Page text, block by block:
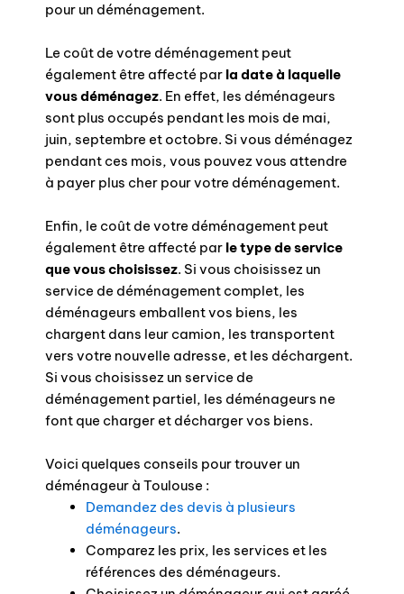
pour un déménagement.
Le coût de votre déménagement peut
également être affecté par la date à laquelle
vous déménagez. En effet, les déménageurs
sont plus occupés pendant les mois de mai,
juin, septembre et octobre. Si vous déménagez
pendant ces mois, vous pouvez vous attendre
à payer plus cher pour votre déménagement.
Enfin, le coût de votre déménagement peut
également être affecté par le type de service
que vous choisissez. Si vous choisissez un
service de déménagement complet, les
déménageurs emballent vos biens, les
chargent dans leur camion, les transportent
vers votre nouvelle adresse, et les déchargent.
Si vous choisissez un service de
déménagement partiel, les déménageurs ne
font que charger et décharger vos biens.
Voici quelques conseils pour trouver un
déménageur à Toulouse :
Demandez des devis à plusieurs
déménageurs.
Comparez les prix, les services et les
références des déménageurs.